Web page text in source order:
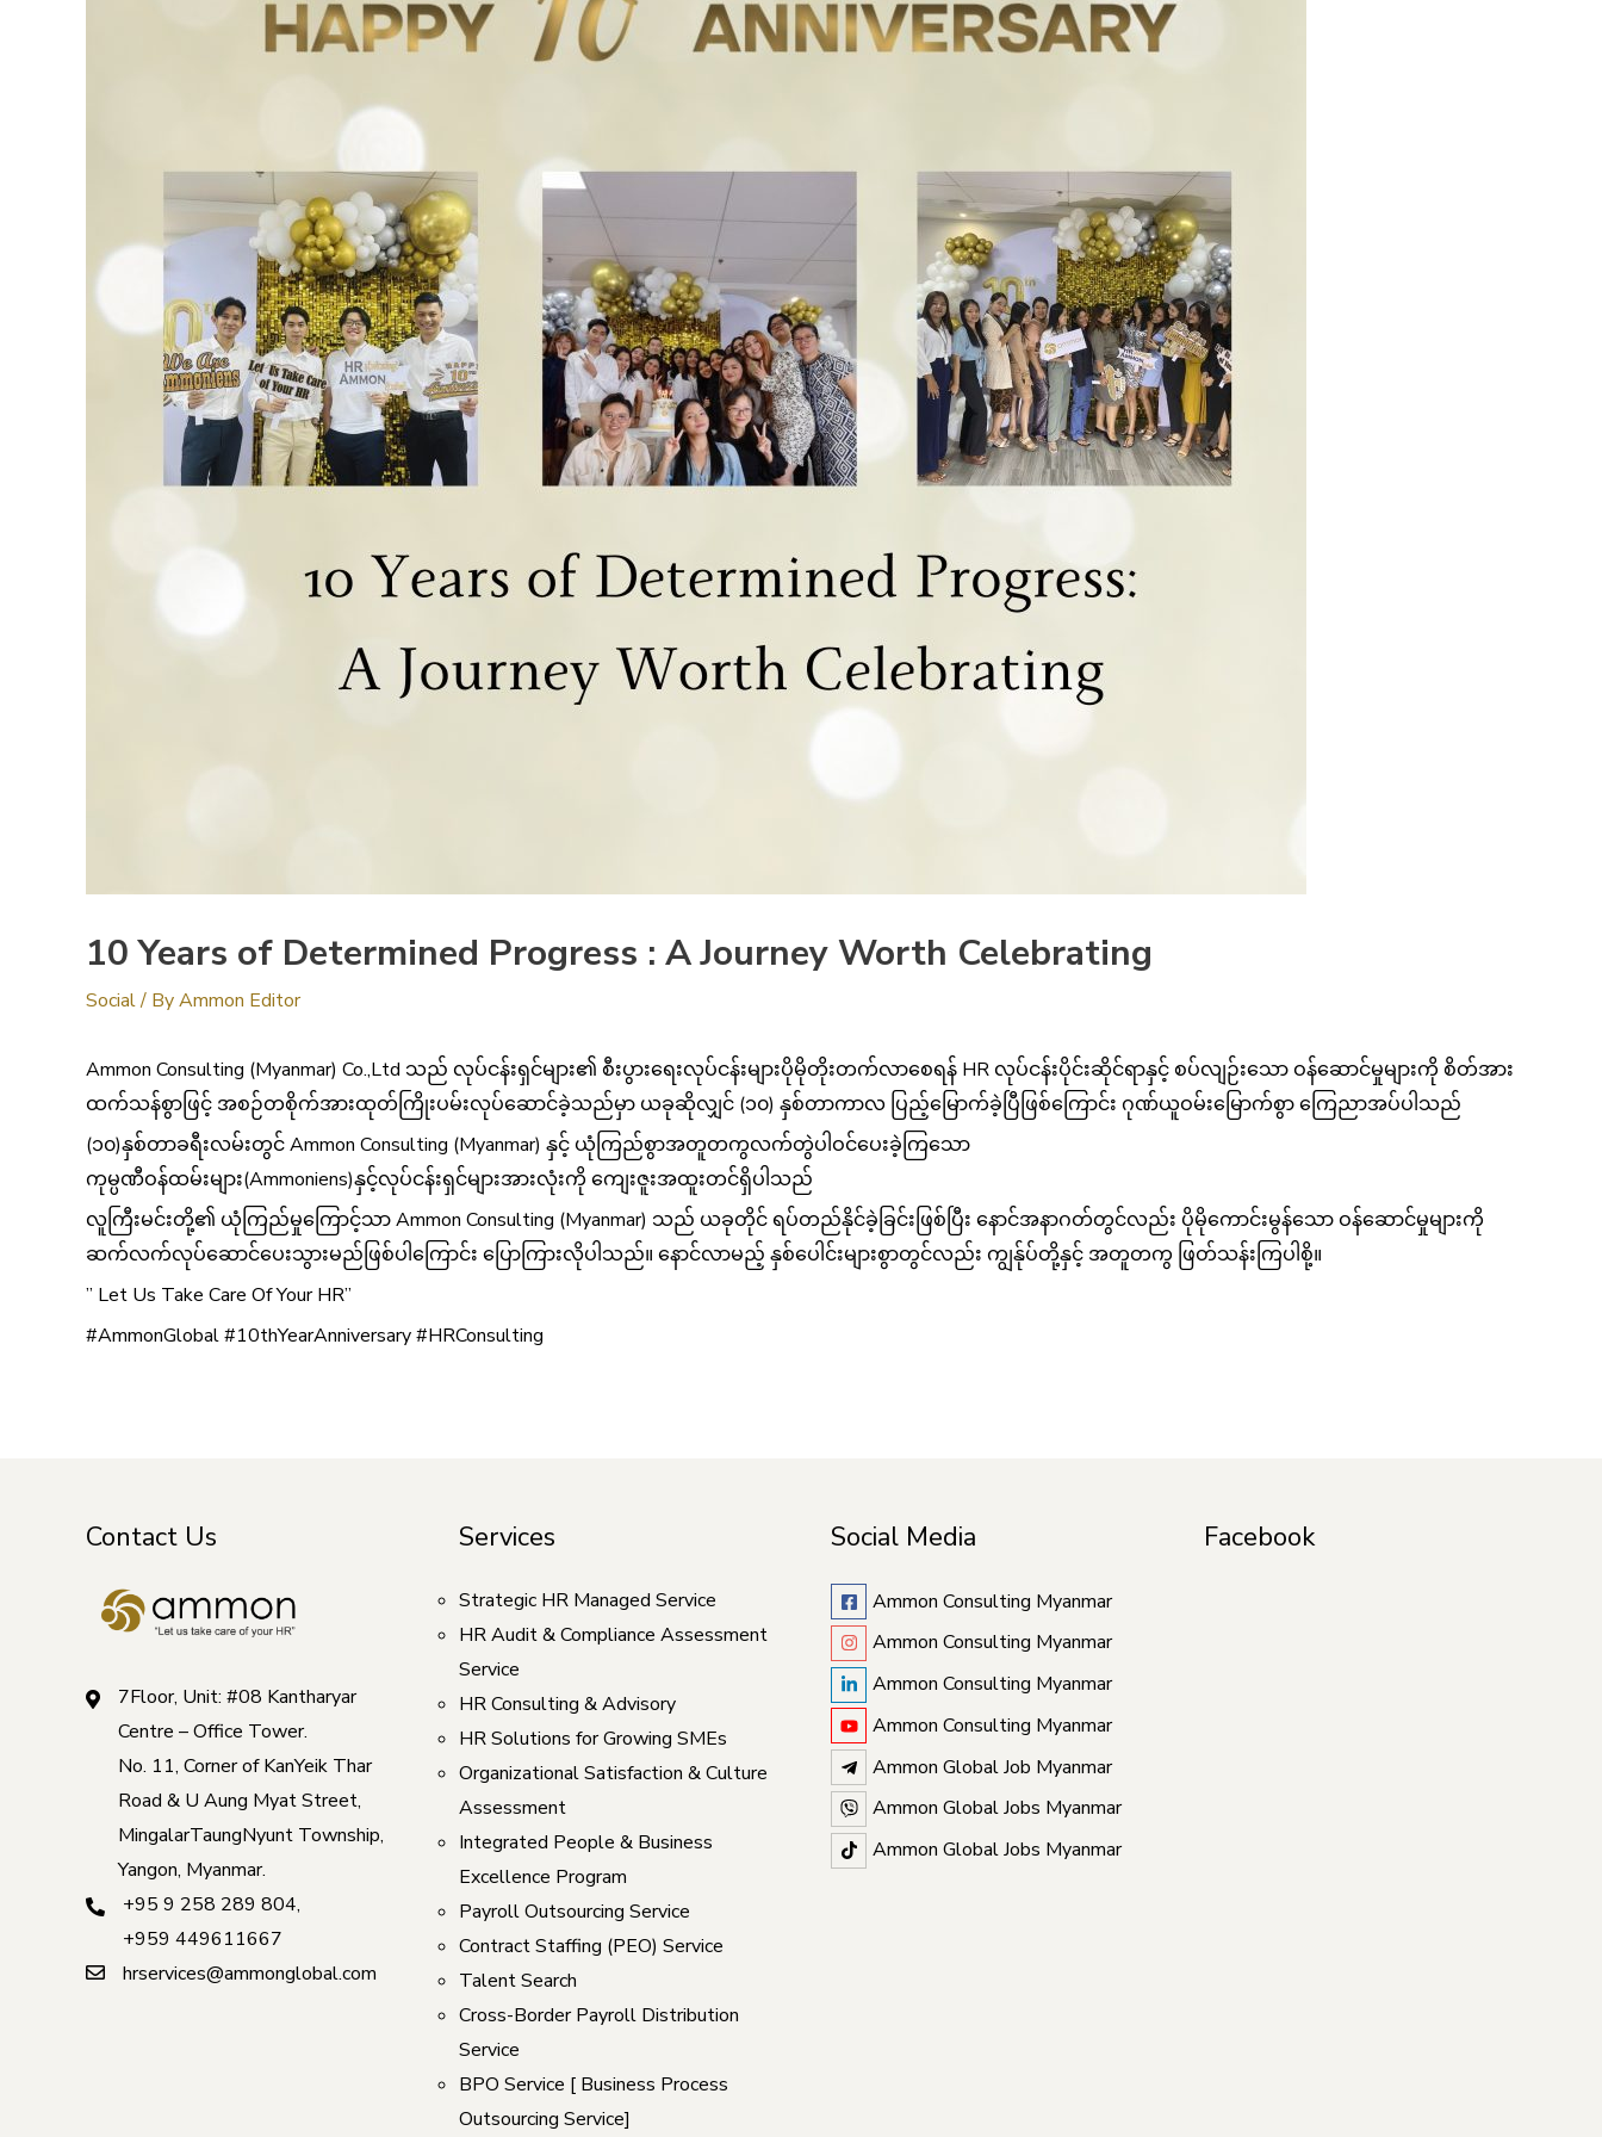
10 Years of Determined Progress : A Journey Worth Celebrating
Social/ ByAmmon Editor
Ammon Consulting (Myanmar) Co.,Ltd သည် လုပ်ငန်းရှင်များ၏ စီးပွားရေးလုပ်ငန်းများပိုမိုတိုးတက်လာစေရန် HR လုပ်ငန်းပိုင်းဆိုင်ရာနှင့် စပ်လျဉ်းသော ဝန်ဆောင်မှုများကို စိတ်အား
ထက်သန်စွာဖြင့် အစဉ်တစိုက်အားထုတ်ကြိုးပမ်းလုပ်ဆောင်ခဲ့သည်မှာ ယခုဆိုလျှင် (၁၀) နှစ်တာကာလ ပြည့်‌မြောက်ခဲ့ပြီဖြစ်ကြောင်း ဂုဏ်ယူဝမ်းမြောက်စွာ ကြေညာအပ်ပါသည်
(၁၀)နှစ်တာခရီးလမ်းတွင် Ammon Consulting (Myanmar) နှင့် ယုံကြည်စွာအတူတကွလက်တွဲပါဝင်ပေးခဲ့ကြသော
ကုမ္ပဏီဝန်ထမ်းများ(Ammoniens)နှင့်လုပ်ငန်းရှင်များအားလုံးကို ကျေးဇူးအထူးတင်ရှိပါသည်
လူကြီးမင်းတို့၏ ယုံကြည်မှုကြောင့်သာ Ammon Consulting (Myanmar) သည် ယခုတိုင် ရပ်တည်နိုင်ခဲ့ခြင်းဖြစ်ပြီး နောင်အနာဂတ်တွင်လည်း ပိုမိုကောင်းမွန်သော ဝန်ဆောင်မှုများကို
ဆက်လက်လုပ်ဆောင်ပေးသွားမည်ဖြစ်ပါကြောင်း ပြောကြားလိုပါသည်။ နောင်လာမည့် နှစ်ပေါင်းများစွာတွင်လည်း ကျွန်ုပ်တို့နှင့် အတူတကွ ဖြတ်သန်းကြပါစို့။
” Let Us Take Care Of Your HR”
#AmmonGlobal #10thYearAnniversary #HRConsulting
Contact Us
7Floor, Unit: #08 Kantharyar
Centre – Office Tower.
No. 11, Corner of KanYeik Thar
Road & U Aung Myat Street,
MingalarTaungNyunt Township,
Yangon, Myanmar.
+95 9 258 289 804,
+959 449611667
hrservices@ammonglobal.com
Services
Strategic HR Managed Service
HR Audit & Compliance Assessment
Service
HR Consulting & Advisory
HR Solutions for Growing SMEs
Organizational Satisfaction & Culture
Assessment
Integrated People & Business
Excellence Program
Payroll Outsourcing Service
Contract Staffing (PEO) Service
Talent Search
Cross-Border Payroll Distribution
Service
BPO Service [ Business Process
Outsourcing Service]
Social Media
Ammon Consulting Myanmar
Ammon Consulting Myanmar
Ammon Consulting Myanmar
Ammon Consulting Myanmar
Ammon Global Job Myanmar
Ammon Global Jobs Myanmar
Ammon Global Jobs Myanmar
Facebook